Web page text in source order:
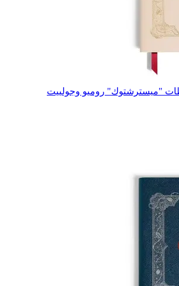
"ميسترشتوك" روميو وجولييت